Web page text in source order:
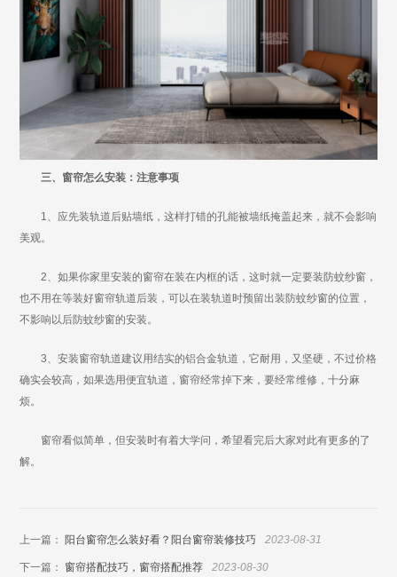
三、窗帘怎么安装：注意事项
1、应先装轨道后贴墙纸，这样打错的孔能被墙纸掩盖起来，就不会影响
美观。
2、如果你家里安装的窗帘在装在内框的话，这时就一定要装防蚊纱窗，
也不用在等装好窗帘轨道后装，可以在装轨道时预留出装防蚊纱窗的位置，
不影响以后防蚊纱窗的安装。
3、安装窗帘轨道建议用结实的铝合金轨道，它耐用，又坚硬，不过价格
确实会较高，如果选用便宜轨道，窗帘经常掉下来，要经常维修，十分麻
烦。
窗帘看似简单，但安装时有着大学问，希望看完后大家对此有更多的了
解。
上一篇：阳台窗帘怎么装好看？阳台窗帘装修技巧 2023-08-31
下一篇： 窗帘搭配技巧，窗帘搭配推荐 2023-08-30